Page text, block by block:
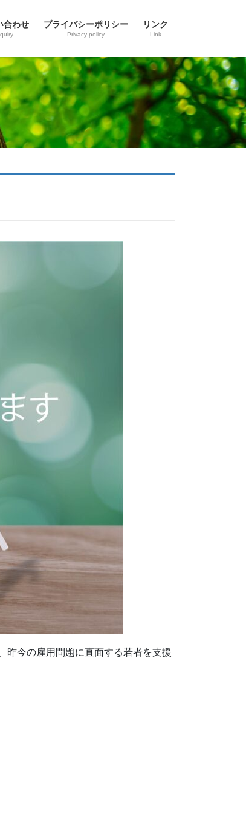
合わせ プライバシーポリシー
Privacy policy
リンク
Link
昨今の雇用問題に直面する若者を支援